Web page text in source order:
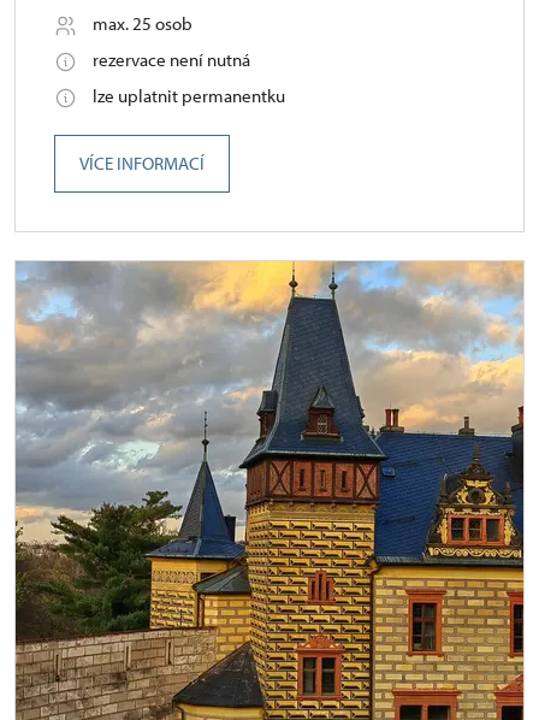
max. 25 osob
rezervace není nutná
lze uplatnit permanentku
VÍCE INFORMACÍ